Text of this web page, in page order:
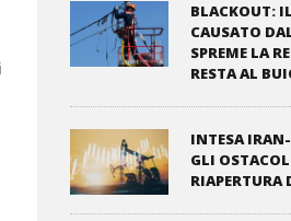
BLACKOUT:
CAUSATO
SPREME LA
RESTA AL
INTESA
GLI
RIAPERTURA